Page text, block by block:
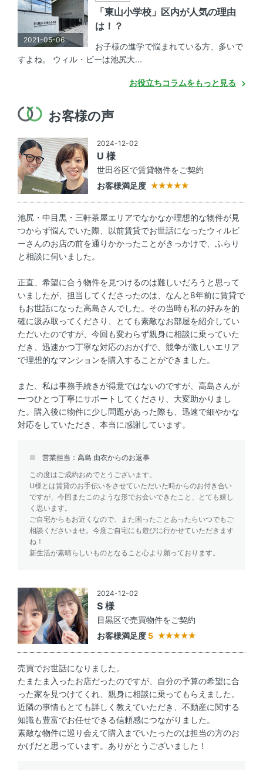
2021-05-06
「東山小学校」区内が人気の理由
は！？
お子様の進学で悩まれている方、多いで
すよね。 ウィル・ビーは池尻大...
お役立ちコラムをもっと見る
お客様の声
2024-12-02
U 様
世田谷区で賃貸物件をご契約
お客様満足度
池尻・中目黒・三軒茶屋エリアでなかなか理想的な物件が見
つからず悩んでいた際、以前賃貸でお世話になったウィルビ
ーさんのお店の前を通りかかったことがきっかけで、ふらり
と相談に伺いました。
正直、希望に合う物件を見つけるのは難しいだろうと思って
いましたが、担当してくださったのは、なんと8年前に賃貸で
もお世話になった高島さんでした。その当時も私の好みを的
確に汲み取ってくださり、とても素敵なお部屋を紹介してい
ただいたのですが、今回も変わらず親身に相談に乗っていた
だき、迅速かつ丁寧な対応のおかげで、競争が激しいエリア
で理想的なマンションを購入することができました。
また、私は事務手続きが得意ではないのですが、高島さんが
一つひとつ丁寧にサポートしてくださり、大変助かりまし
た。購入後に物件に少し問題があった際も、迅速で細やかな
対応をしていただき、本当に感謝しています。
営業担当：高島 由衣からのお返事
この度はご成約おめでとうございます。
U様とは賃貸のお手伝いをさせていただいた時からのお付き合い
ですが、今回またこのような形でお会いできたこと、とても嬉し
く思います。
ご自宅からもお近くなので、また困ったことあったらいつでもご
相談くださいませ。今度ご自宅にも遊びに行かせていただきます
ね！
新生活が素晴らしいものとなること心より願っております。
2024-12-02
S 様
目黒区で売買物件をご契約
お客様満足度 5
売買でお世話になりました。
たまたま入ったお店だったのですが、自分の予算の希望に合
った家を見つけてくれ、親身に相談に乗ってもらえました。
近隣の事情もとても詳しく教えていただき、不動産に関する
知識も豊富でお任せできる信頼感につながりました。
素敵な物件に巡り会えて購入までいたったのは担当の方のお
かげだと思っています。ありがとうございました！